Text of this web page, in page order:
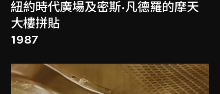
紐約時代廣場及密斯·凡德羅的摩天
大樓拼貼
1987